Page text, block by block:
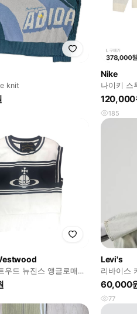
knit
Nike
나이키 스
터 L
120,000
185
우드 뉴진스 앵글로매니
트 베스트 탑
Levi's
리바이스
터 파인브
60,000
77